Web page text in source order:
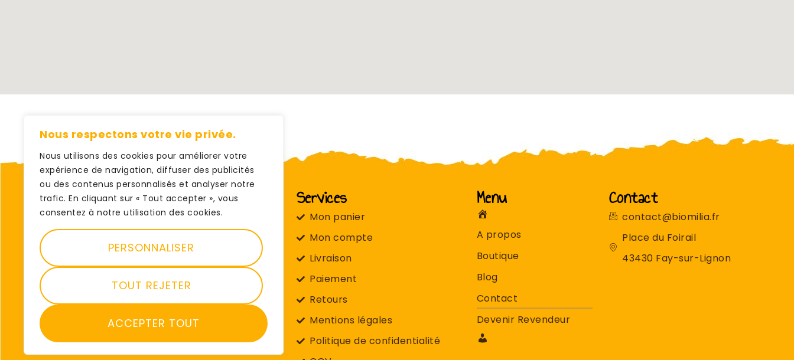
Nous respectons votre vie privée.
Nous utilisons des cookies pour améliorer votre
expérience de navigation, diffuser des publicités
ou des contenus personnalisés et analyser notre
trafic. En cliquant sur « Tout accepter », vous
consentez à notre utilisation des cookies.
PERSONNALISER
TOUT REJETER
ACCEPTER TOUT
Biomilia, votre site de vente en ligne de
plats préparés sains et bio
pour toute la
Services
Mon panier
Mon compte
Livraison
Paiement
Retours
Mentions légales
Politique de confidentialité
Menu
Accueil
A propos
Boutique
Blog
Contact
Devenir Revendeur
Mon
Contact
contact@biomilia.fr
Place du Foirail
43430 Fay-sur-Lignon